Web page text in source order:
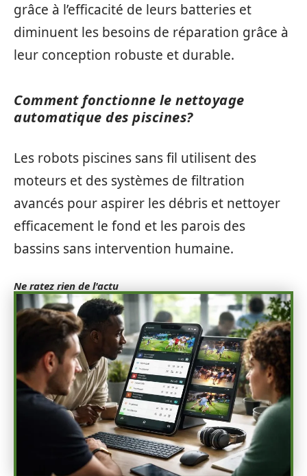
grâce à l’efficacité de leurs batteries et
diminuent les besoins de réparation grâce à
leur conception robuste et durable.
Comment fonctionne le nettoyage
automatique des piscines?
Les robots piscines sans fil utilisent des
moteurs et des systèmes de filtration
avancés pour aspirer les débris et nettoyer
efficacement le fond et les parois des
bassins sans intervention humaine.
Ne ratez rien de l'actu